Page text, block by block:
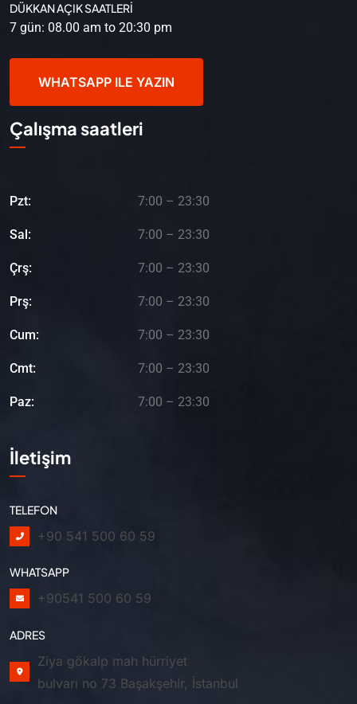
DÜKKAN AÇIK SAATLERİ
7 gün: 08.00 am to 20:30 pm
WHATSAPP ILE YAZIN
Çalışma saatleri
Pzt: 7:00 – 23:30
Sal: 7:00 – 23:30
Çrş: 7:00 – 23:30
Prş: 7:00 – 23:30
Cum: 7:00 – 23:30
Cmt: 7:00 – 23:30
Paz: 7:00 – 23:30
İletişim
TELEFON
+90 541 500 60 59
WHATSAPP
+90541 500 60 59
ADRES
Ziya gökalp mah hürriyet
bulvarı no 73 Başakşehir, İstanbul